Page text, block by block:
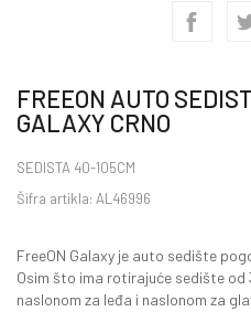
FREEON AUTO
GALAXY CRNO
SEDISTA 40-105CM
Šifra artikla: AL46996
FreeON Galaxy je auto sedište
Osim što ima rotirajuće sedište od
naslonom za leđa i naslonom za